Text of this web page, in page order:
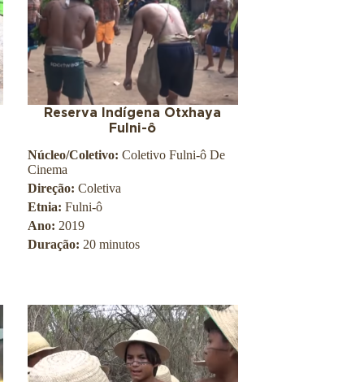
Reserva Indígena Otxhaya
Fulni-ô
Núcleo/Coletivo:Coletivo Fulni-ô De
Cinema
Direção:Coletiva
Etnia:Fulni-ô
Ano: 2019
Duração: 20 minutos